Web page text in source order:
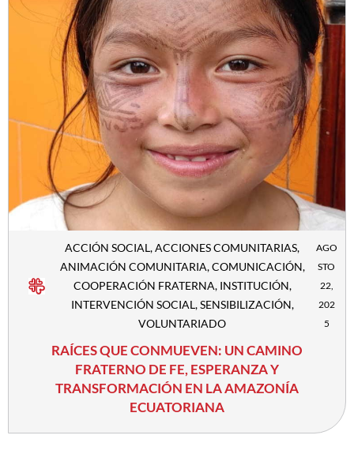
ACCIÓN SOCIAL,ACCIONES COMUNITARIAS,
ANIMACIÓN COMUNITARIA,COMUNICACIÓN,
COOPERACIÓN FRATERNA, INSTITUCIÓN,
INTERVENCIÓN SOCIAL,SENSIBILIZACIÓN,
VOLUNTARIADO
AGO
STO
22,
202
5
RAÍCES QUE CONMUEVEN: UN CAMINO
FRATERNO DE FE, ESPERANZA Y
TRANSFORMACIÓN EN LA AMAZONÍA
ECUATORIANA